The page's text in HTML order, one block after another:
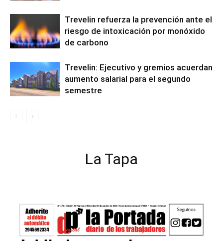
Trevelin refuerza la prevención ante el
riesgo de intoxicación por monóxido
de carbono
Trevelin: Ejecutivo y gremios acuerdan
aumento salarial para el segundo
semestre
La Tapa